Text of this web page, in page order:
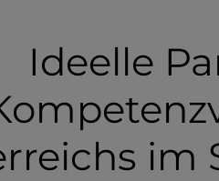
Ideelle
im